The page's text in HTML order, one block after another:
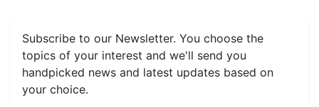
Subscribe to our Newsletter. You choose the
topics of your interest and we'll send you
handpicked news and latest updates based on
your choice.